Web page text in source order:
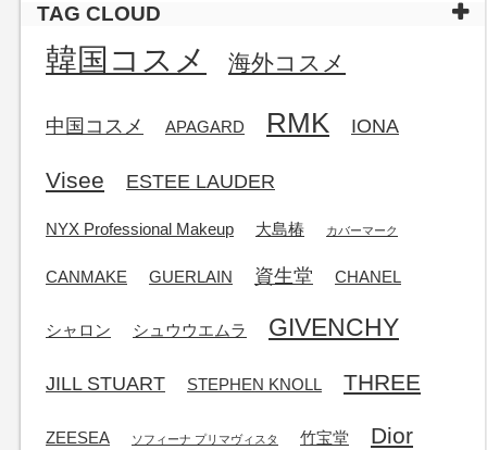
TAG CLOUD
韓国コスメ 海外コスメ
中国コスメ APAGARD RMK IONA
Visee ESTEE LAUDER
NYX Professional Makeup 大島椿 カバーマーク
CANMAKE GUERLAIN 資生堂 CHANEL
シャロン シュウウエムラ GIVENCHY
JILL STUART STEPHEN KNOLL THREE
ZEESEA ソフィーナ プリマヴィスタ 竹宝堂 Dior